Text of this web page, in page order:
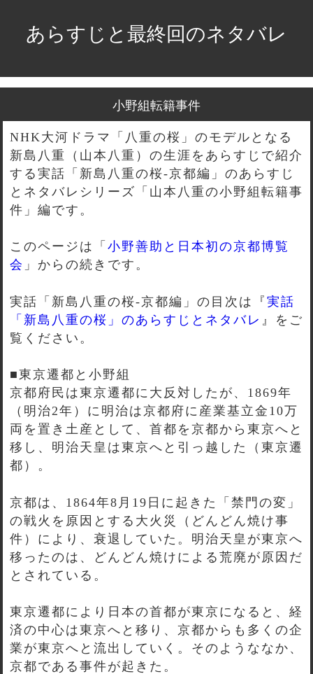
あらすじと最終回のネタバレ
小野組転籍事件
NHK大河ドラマ「八重の桜」のモデルとなる
新島八重（山本八重）の生涯をあらすじで紹介
する実話「新島八重の桜-京都編」のあらすじ
とネタバレシリーズ「山本八重の小野組転籍事
件」編です。
このページは「 小野善助と日本初の京都博覧
会 」からの続きです。
実話「新島八重の桜-京都編」の目次は『 実話
「新島八重の桜」のあらすじとネタバレ 』をご
覧ください。
■東京遷都と小野組
京都府民は東京遷都に大反対したが、1869年
（明治2年）に明治は京都府に産業基立金10万
両を置き土産として、首都を京都から東京へと
移し、明治天皇は東京へと引っ越した（東京遷
都）。
京都は、1864年8月19日に起きた「禁門の変」
の戦火を原因とする大火災（どんどん焼け事
件）により、衰退していた。明治天皇が東京へ
移ったのは、どんどん焼けによる荒廃が原因だ
とされている。
東京遷都により日本の首都が東京になると、経
済の中心は東京へと移り、京都からも多くの企
業が東京へと流出していく。そのようななか、
京都である事件が起きた。